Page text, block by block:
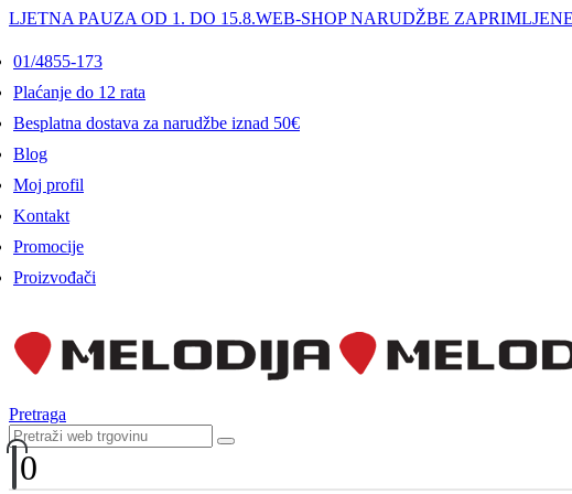
LJETNA PAUZA OD 1. DO 15.8.WEB-SHOP NARUDŽBE
01/4855-173
Plaćanje do 12 rata
Besplatna dostava za narudžbe iznad 50€
Blog
Moj profil
Kontakt
Promocije
Proizvođači
Pretraga
0